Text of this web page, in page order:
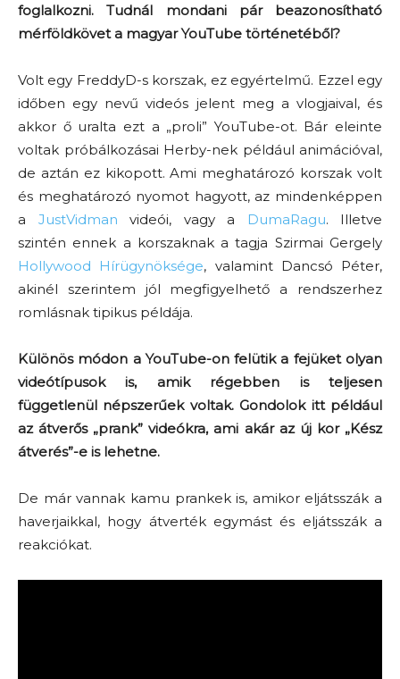
foglalkozni. Tudnál mondani pár beazonosítható
mérföldkövet a magyar YouTube történetéből?
Volt egy FreddyD-s korszak, ez egyértelmű. Ezzel egy
időben egy nevű videós jelent meg a vlogjaival, és
akkor ő uralta ezt a „proli” YouTube-ot. Bár eleinte
voltak próbálkozásai Herby-nek például animációval,
de aztán ez kikopott. Ami meghatározó korszak volt
és meghatározó nyomot hagyott, az mindenképpen
a JustVidman videói, vagy a DumaRagu. Illetve
szintén ennek a korszaknak a tagja Szirmai Gergely
Hollywood Hírügynöksége, valamint Dancsó Péter,
akinél szerintem jól megfigyelhető a rendszerhez
romlásnak tipikus példája.
Különös módon a YouTube-on felütik a fejüket olyan
videótípusok is, amik régebben is teljesen
függetlenül népszerűek voltak. Gondolok itt például
az átverős „prank” videókra, ami akár az új kor „Kész
átverés”-e is lehetne.
De már vannak kamu prankek is, amikor eljátsszák a
haverjaikkal, hogy átverték egymást és eljátsszák a
reakciókat.